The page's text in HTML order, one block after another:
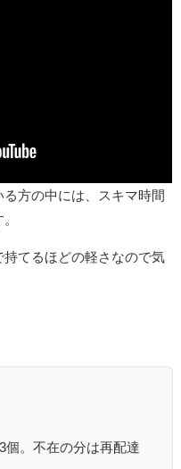
方の中には、スキマ時間
てるほどの軽さなので気
個。不在の分は再配達